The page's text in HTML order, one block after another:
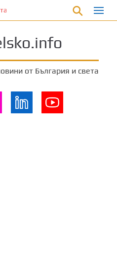
църква [4 декември 2025]
от България и света